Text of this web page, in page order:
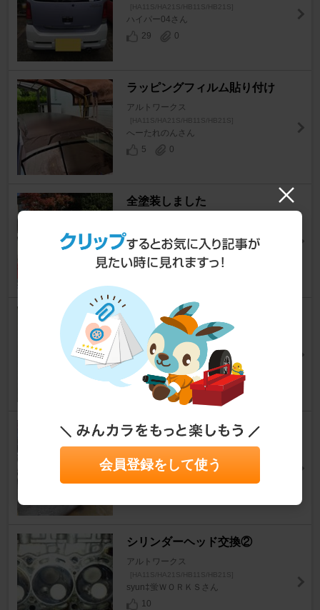
[HA11S/HA21S/HB11S/HB21S]
ハイパー04さん
29
0
ラッピングフィルム貼り付け
アルトワークス
[HA11S/HA21S/HB11S/HB21S]
へーたれのんさん
5
0
全塗装しました
Onimalさん
13
1
単菅パイプでエンジンクレーン
製作。
アルトワークス
[HA11S/HA21S/HB11S/HB21S]
PANDEM_RRさん
32
エアコン修理～ガスチャージ
アルトワークス
[HA11S/HA21S/HB11S/HB21S]
澤田ワークスさん
シリンダーヘッド交換②
アルトワークス
[HA11S/HA21S/HB11S/HB21S]
syun‡蛍ＷＯＲＫＳさん
10
会員登録をして使う